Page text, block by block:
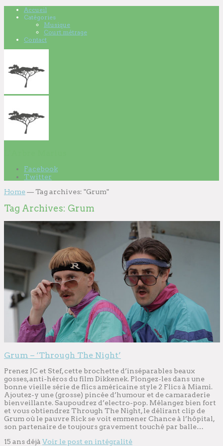
Accueil
Catégories
Musique
Court métrage
Contact
Facebook
Twitter
Home—Tag archives: "Grum"
Tag Archives: Grum
Grum – ‘Through The Night’
Prenez JC et Stef, cette brochette d’inséparables beaux
gosses, anti-héros du film Dikkenek. Plongez-les dans une
bonne vieille série de flics américaine style 2 Flics à Miami.
Ajoutez-y une (grosse) pincée d’humour et de camaraderie
bienveillante. Saupoudrez d’electro-pop. Mélangez bien fort
et vous obtiendrez Through The Night, le délirant clip de
Grum où le pauvre Rick se voit emmener Chance à l’hôpital,
son partenaire de toujours gravement touché par balle…
15 ans déjà Voir le post en intégralité